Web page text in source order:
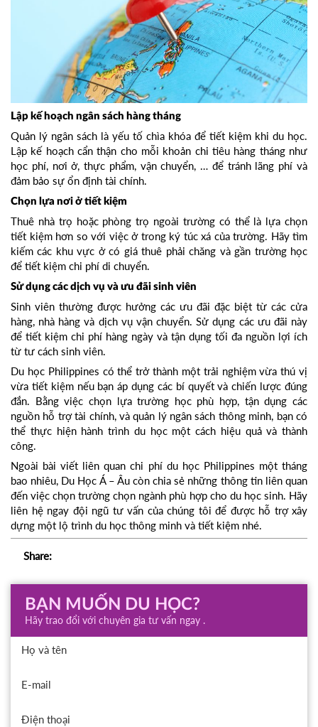
Lập kế hoạch ngân sách hàng tháng
Quản lý ngân sách là yếu tố chìa khóa để tiết kiệm khi du học.
Lập kế hoạch cẩn thận cho mỗi khoản chi tiêu hàng tháng như
học phí, nơi ở, thực phẩm, vận chuyển, … để tránh lãng phí và
đảm bảo sự ổn định tài chính.
Chọn lựa nơi ở tiết kiệm
Thuê nhà trọ hoặc phòng trọ ngoài trường có thể là lựa chọn
tiết kiệm hơn so với việc ở trong ký túc xá của trường. Hãy tìm
kiếm các khu vực ở có giá thuê phải chăng và gần trường học
để tiết kiệm chi phí di chuyển.
Sử dụng các dịch vụ và ưu đãi sinh viên
Sinh viên thường được hưởng các ưu đãi đặc biệt từ các cửa
hàng, nhà hàng và dịch vụ vận chuyển. Sử dụng các ưu đãi này
để tiết kiệm chi phí hàng ngày và tận dụng tối đa nguồn lợi ích
từ tư cách sinh viên.
Du học Philippines có thể trở thành một trải nghiệm vừa thú vị
vừa tiết kiệm nếu bạn áp dụng các bí quyết và chiến lược đúng
đắn. Bằng việc chọn lựa trường học phù hợp, tận dụng các
nguồn hỗ trợ tài chính, và quản lý ngân sách thông minh, bạn có
thể thực hiện hành trình du học một cách hiệu quả và thành
công.
Ngoài bài viết liên quan chi phí du học Philippines một tháng
bao nhiêu, Du Học Á – Âu còn chia sẻ những thông tin liên quan
đến việc chọn trường chọn ngành phù hợp cho du học sinh. Hãy
liên hệ ngay đội ngũ tư vấn của chúng tôi để được hỗ trợ xây
dựng một lộ trình du học thông minh và tiết kiệm nhé.
Share:
BẠN MUỐN DU HỌC?
Hãy trao đổi với chuyên gia tư vấn ngay .
Họ và tên
E-mail
Điện thoại